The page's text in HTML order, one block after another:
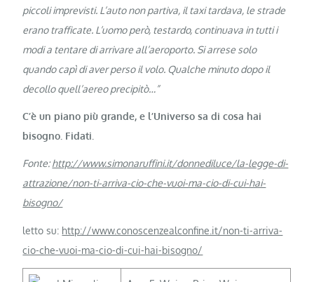
piccoli imprevisti. L’auto non partiva, il taxi tardava, le strade
erano trafficate. L’uomo però, testardo, continuava in tutti i
modi a tentare di arrivare all’aeroporto. Si arrese solo
quando capì di aver perso il volo. Qualche minuto dopo il
decollo quell’aereo precipitò…”
C’è un piano più grande, e l’Universo sa di cosa hai
bisogno. Fidati.
Fonte:http://www.simonaruffini.it/donnediluce/la-legge-di-
attrazione/non-ti-arriva-cio-che-vuoi-ma-cio-di-cui-hai-
bisogno/
letto su: http://www.conoscenzealconfine.it/non-ti-arriva-
cio-che-vuoi-ma-cio-di-cui-hai-bisogno/